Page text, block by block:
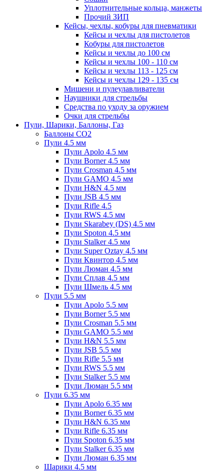
Уплотнительные кольца, манжеты
Прочий ЗИП
Кейсы, чехлы, кобуры для пневматики
Кейсы и чехлы для пистолетов
Кобуры для пистолетов
Кейсы и чехлы до 100 см
Кейсы и чехлы 100 - 110 см
Кейсы и чехлы 113 - 125 см
Кейсы и чехлы 129 - 135 см
Мишени и пулеулавливатели
Наушники для стрельбы
Средства по уходу за оружием
Очки для стрельбы
Пули, Шарики, Баллоны, Газ
Баллоны CO2
Пули 4.5 мм
Пули Apolo 4.5 мм
Пули Borner 4.5 мм
Пули Crosman 4.5 мм
Пули GAMO 4.5 мм
Пули H&N 4.5 мм
Пули JSB 4.5 мм
Пули Rifle 4.5
Пули RWS 4.5 мм
Пули Skarabey (DS) 4.5 мм
Пули Spoton 4.5 мм
Пули Stalker 4.5 мм
Пули Super Oztay 4.5 мм
Пули Квинтор 4.5 мм
Пули Люман 4.5 мм
Пули Сплав 4.5 мм
Пули Шмель 4.5 мм
Пули 5.5 мм
Пули Apolo 5.5 мм
Пули Borner 5.5 мм
Пули Crosman 5.5 мм
Пули GAMO 5.5 мм
Пули H&N 5.5 мм
Пули JSB 5.5 мм
Пули Rifle 5.5 мм
Пули RWS 5.5 мм
Пули Stalker 5.5 мм
Пули Люман 5.5 мм
Пули 6.35 мм
Пули Apolo 6.35 мм
Пули Borner 6.35 мм
Пули H&N 6.35 мм
Пули Rifle 6.35 мм
Пули Spoton 6.35 мм
Пули Stalker 6.35 мм
Пули Люман 6.35 мм
Шарики 4.5 мм